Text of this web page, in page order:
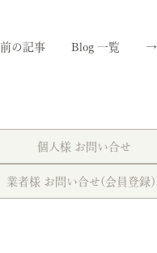
前の記事 Blog 一覧 →
個人様 お問い合せ
業者様 お問い合せ(会員登録）